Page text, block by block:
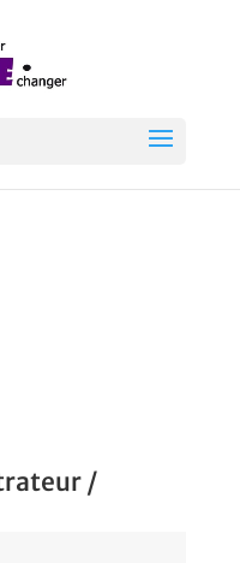
/